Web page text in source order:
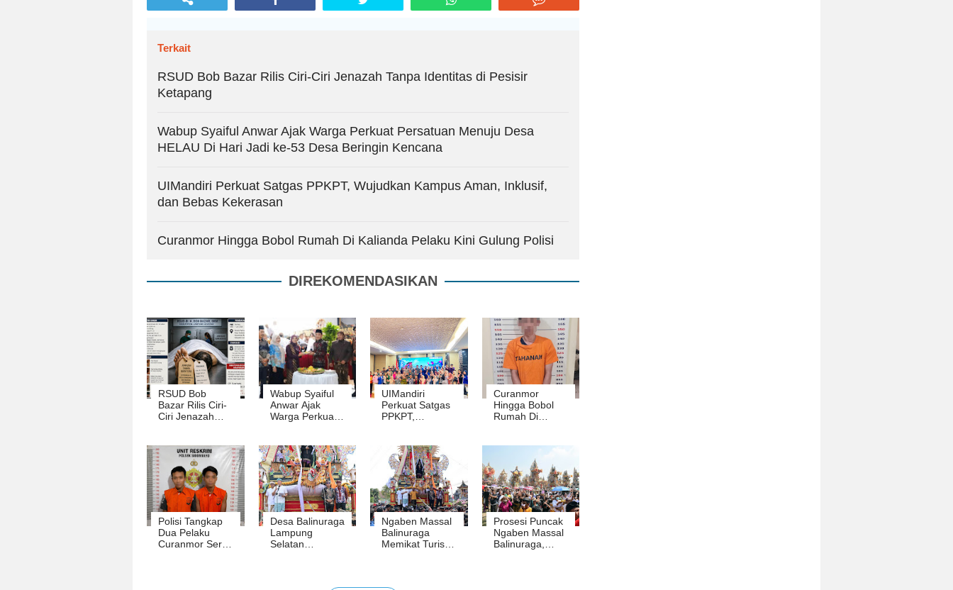
Terkait
RSUD Bob Bazar Rilis Ciri-Ciri Jenazah Tanpa Identitas di Pesisir
Ketapang
Wabup Syaiful Anwar Ajak Warga Perkuat Persatuan Menuju Desa
HELAU Di Hari Jadi ke-53 Desa Beringin Kencana
UIMandiri Perkuat Satgas PPKPT, Wujudkan Kampus Aman, Inklusif,
dan Bebas Kekerasan
Curanmor Hingga Bobol Rumah Di Kalianda Pelaku Kini Gulung Polisi
DIREKOMENDASIKAN
RSUD Bob
Bazar Rilis Ciri-
Ciri Jenazah
Ketapang
Wabup Syaiful
Anwar Ajak
Warga Perkuat
HELAU Di Hari
Jadi ke-53 Desa
Beringin
Kencana
UIMandiri
Perkuat Satgas
PPKPT,
Inklusif, dan
Bebas
Kekerasan
Curanmor
Hingga Bobol
Rumah Di
Polisi Tangkap
Dua Pelaku
Curanmor Serta
Desa Balinuraga
Lampung
Selatan
Ngaben Massal
Balinuraga
Memikat Turis
Prosesi Puncak
Ngaben Massal
Balinuraga,